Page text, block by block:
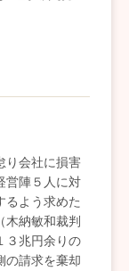
り会社に損害
営陣５人に対
るよう求めた
木納敏和裁判
３兆円余りの
の請求を棄却